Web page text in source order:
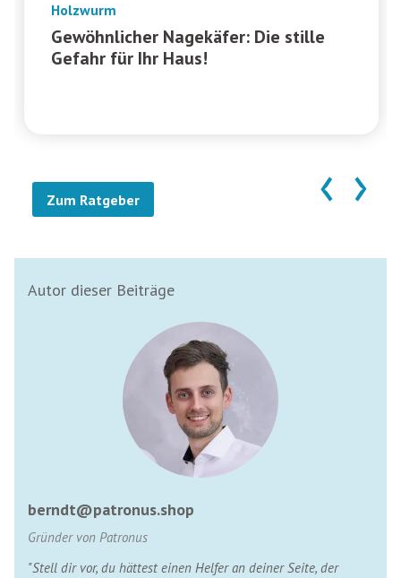
Holzwurm
Gewöhnlicher Nagekäfer: Die stille
Gefahr für Ihr Haus!
‹ ›
Zum Ratgeber
Autor dieser Beiträge
berndt@patronus.shop
Gründer von Patronus
"Stell dir vor, du hättest einen Helfer an deiner Seite, der